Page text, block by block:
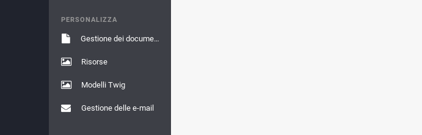
PERSONALIZZA
Gestione dei documenti
Risorse
Modelli Twig
Gestione delle e-mail